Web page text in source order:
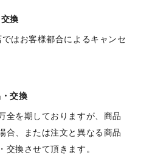
換
はお客様都合によるキャンセ
交換
全を期しておりますが、商品
合、または注文と異なる商品
交換させて頂きます。